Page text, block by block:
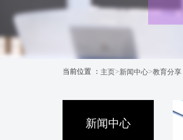
当前位置 ： 主页>新闻中心>教育分享
新闻中心